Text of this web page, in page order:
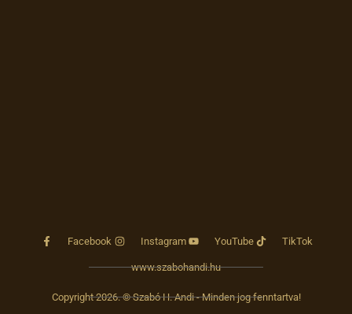
Facebook Instagram YouTube TikTok
www.szabohandi.hu
Copyright 2026. © Szabó H. Andi - Minden jog fenntartva!